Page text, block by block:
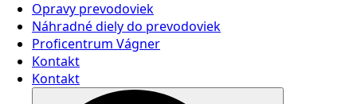
Opravy prevodoviek
Náhradné diely do prevodoviek
Proficentrum Vágner
Kontakt
Kontakt